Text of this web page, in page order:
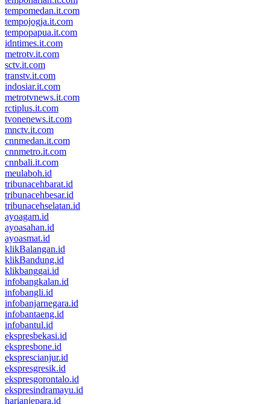
tempomedan.it.com
tempojogja.it.com
tempopapua.it.com
idntimes.it.com
metrotv.it.com
sctv.it.com
transtv.it.com
indosiar.it.com
metrotvnews.it.com
rctiplus.it.com
tvonenews.it.com
mnctv.it.com
cnnmedan.it.com
cnnmetro.it.com
cnnbali.it.com
meulaboh.id
tribunacehbarat.id
tribunacehbesar.id
tribunacehselatan.id
ayoagam.id
ayoasahan.id
ayoasmat.id
klikBalangan.id
klikBandung.id
klikbanggai.id
infobangkalan.id
infobangli.id
infobanjarnegara.id
infobantaeng.id
infobantul.id
ekspresbekasi.id
ekspresbone.id
eksprescianjur.id
ekspresgresik.id
ekspresgorontalo.id
ekspresindramayu.id
harianjepara.id